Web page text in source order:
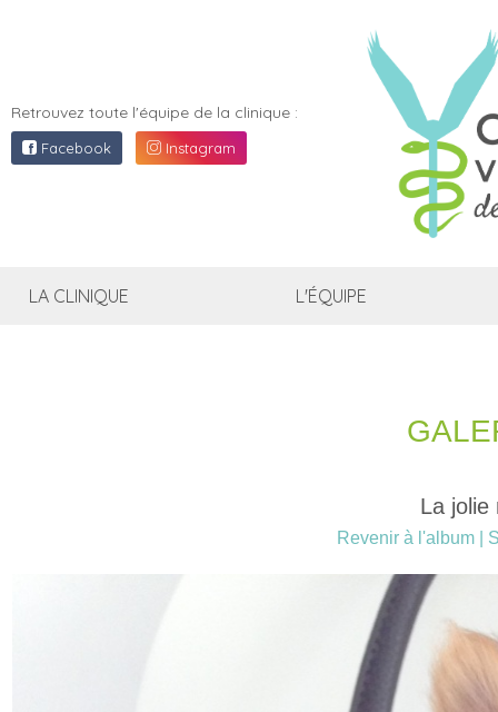
Retrouvez toute l'équipe de la clinique :
Facebook Instagram
LA CLINIQUE L'ÉQUIPE
La jolie
Revenir à l'album